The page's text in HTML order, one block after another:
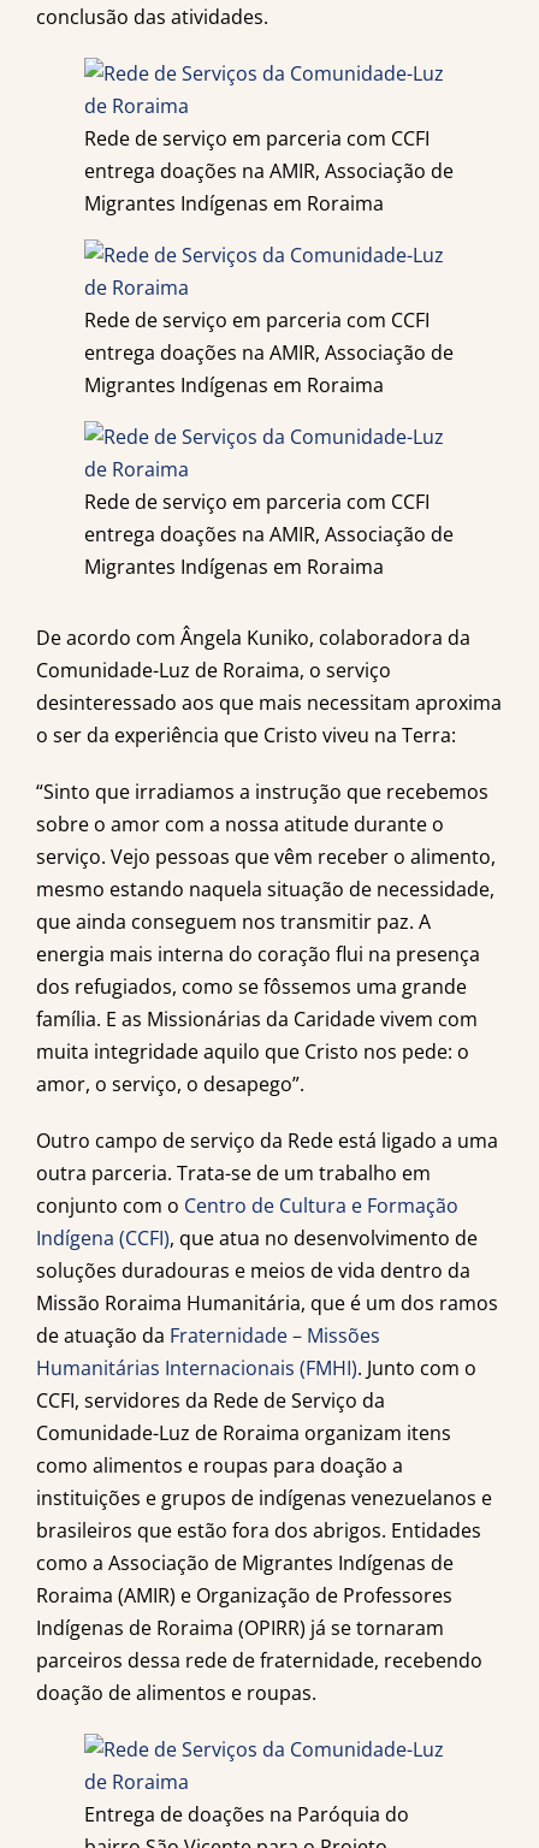
conclusão das atividades.
Rede de serviço em parceria com CCFI
entrega doações na AMIR, Associação de
Migrantes Indígenas em Roraima
Rede de serviço em parceria com CCFI
entrega doações na AMIR, Associação de
Migrantes Indígenas em Roraima
Rede de serviço em parceria com CCFI
entrega doações na AMIR, Associação de
Migrantes Indígenas em Roraima
De acordo com Ângela Kuniko, colaboradora da
Comunidade-Luz de Roraima, o serviço
desinteressado aos que mais necessitam aproxima
o ser da experiência que Cristo viveu na Terra:
“Sinto que irradiamos a instrução que recebemos
sobre o amor com a nossa atitude durante o
serviço. Vejo pessoas que vêm receber o alimento,
mesmo estando naquela situação de necessidade,
que ainda conseguem nos transmitir paz. A
energia mais interna do coração flui na presença
dos refugiados, como se fôssemos uma grande
família. E as Missionárias da Caridade vivem com
muita integridade aquilo que Cristo nos pede: o
amor, o serviço, o desapego”.
Outro campo de serviço da Rede está ligado a uma
outra parceria. Trata-se de um trabalho em
conjunto com o Centro de Cultura e Formação
Indígena (CCFI), que atua no desenvolvimento de
soluções duradouras e meios de vida dentro da
Missão Roraima Humanitária, que é um dos ramos
de atuação da Fraternidade – Missões
Humanitárias Internacionais (FMHI). Junto com o
CCFI, servidores da Rede de Serviço da
Comunidade-Luz de Roraima organizam itens
como alimentos e roupas para doação a
instituições e grupos de indígenas venezuelanos e
brasileiros que estão fora dos abrigos. Entidades
como a Associação de Migrantes Indígenas de
Roraima (AMIR) e Organização de Professores
Indígenas de Roraima (OPIRR) já se tornaram
parceiros dessa rede de fraternidade, recebendo
doação de alimentos e roupas.
Entrega de doações na Paróquia do